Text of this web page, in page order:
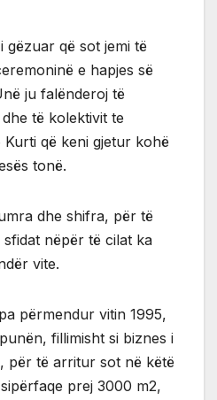
gëzuar që sot jemi të
e hapjes së
ju falënderoj të
të kolektivit te
që keni gjetur kohë
tonë.
dhe shifra, për të
nëpër të cilat ka
vite.
përmendur vitin 1995,
fillimisht si biznes i
për të arritur sot në këtë
prej 3000 m2,